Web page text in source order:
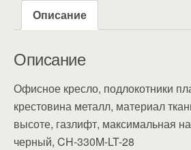
Описание
Описание
Офисное кресло, подлокотники
крестовина металл, материал
высоте, газлифт, максимальная
черный, CH-330M-LT-28